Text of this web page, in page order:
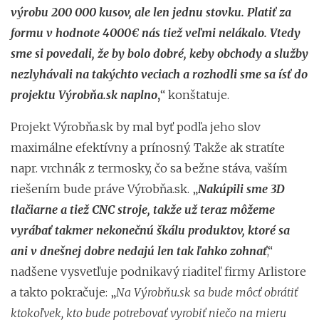
výrobu 200 000 kusov, ale len jednu stovku. Platiť za
formu v hodnote 4000€ nás tiež veľmi nelákalo. Vtedy
sme si povedali, že by bolo dobré, keby obchody a služby
nezlyhávali na takýchto veciach a rozhodli sme sa ísť do
projektu Výrobňa.sk naplno,“ konštatuje.
Projekt Výrobňa.sk by mal byť podľa jeho slov
maximálne efektívny a prínosný. Takže ak stratíte
napr. vrchnák z termosky, čo sa bežne stáva, vaším
riešením bude práve Výrobňa.sk. „Nakúpili sme 3D
tlačiarne a tiež CNC stroje, takže už teraz môžeme
vyrábať takmer nekonečnú škálu produktov, ktoré sa
ani v dnešnej dobre nedajú len tak ľahko zohnať,“
nadšene vysvetľuje podnikavý riaditeľ firmy Arlistore
a takto pokračuje: „Na Výrobňu.sk sa bude môcť obrátiť
ktokoľvek, kto bude potrebovať vyrobiť niečo na mieru